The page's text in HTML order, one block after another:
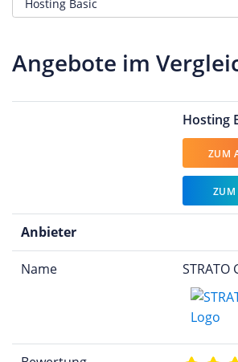
Angebote im
Hosting
ZUM
ZUM
Anbieter
Name STRATO